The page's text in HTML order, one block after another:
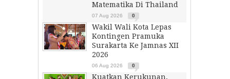
Matematika Di Thailand
07 Aug 2026 0
Wakil Wali Kota Lepas
Kontingen Pramuka
Surakarta Ke Jamnas XII
2026
06 Aug 2026 0
Kuatkan Kerukunan,